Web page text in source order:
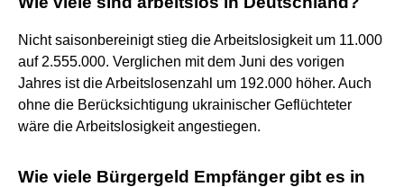
Nicht saisonbereinigt stieg die Arbeitslosigkeit um 11.000
auf 2.555.000. Verglichen mit dem Juni des vorigen
Jahres ist die Arbeitslosenzahl um 192.000 höher. Auch
ohne die Berücksichtigung ukrainischer Geflüchteter
wäre die Arbeitslosigkeit angestiegen.
Wie viele Bürgergeld Empfänger gibt es in